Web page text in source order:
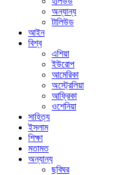
অন্যান্য
টালিউড
আইন
বিশ্ব
এশিয়া
ইউরোপ
আমেরিকা
অস্ট্রেলিয়া
আফ্রিকা
ওশেনিয়া
সাহিত্য
ইসলাম
শিক্ষা
মতামত
অন্যান্য
ছবিঘর